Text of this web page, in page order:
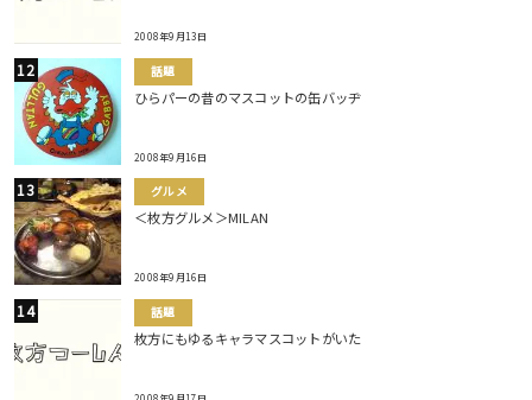
2008年9月13日
話題
ひらパーの昔のマスコットの缶バッヂ
2008年9月16日
グルメ
＜枚方グルメ＞MILAN
2008年9月16日
話題
枚方にもゆるキャラマスコットがいた